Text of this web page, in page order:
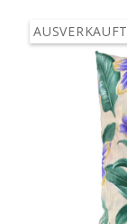
AUSVERKAUFT